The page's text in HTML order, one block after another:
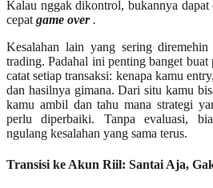
Kalau nggak dikontrol, bukannya dapat
cepat game over .
Kesalahan lain yang sering
trading. Padahal ini penting banget buat
catat setiap transaksi: kenapa kamu
dan hasilnya gimana. Dari situ kamu
kamu ambil dan tahu mana strategi
perlu diperbaiki. Tanpa evaluasi,
ngulang kesalahan yang sama terus.
Transisi ke Akun Riil: Santai Aja,